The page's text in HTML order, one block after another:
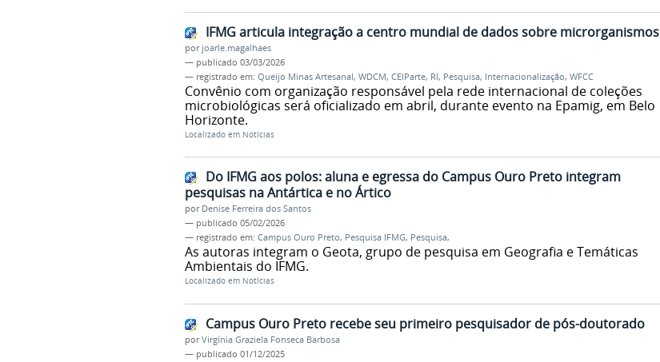
IFMG articula integração a centro mundial de dados sobre microrganismos
por joarle.magalhaes
— publicado 03/03/2026
— registrado em: Queijo Minas Artesanal, WDCM, CEIParte, RI, Pesquisa, Internacionalização, WFCC
Convênio com organização responsável pela rede internacional de coleções
microbiológicas será oficializado em abril, durante evento na Epamig, em Belo
Horizonte.
Localizado em Notícias
Do IFMG aos polos: aluna e egressa do Campus Ouro Preto integram
pesquisas na Antártica e no Ártico
por Denise Ferreira dos Santos
— publicado 05/02/2026
— registrado em: Campus Ouro Preto, Pesquisa IFMG, Pesquisa,
As autoras integram o Geota, grupo de pesquisa em Geografia e Temáticas
Ambientais do IFMG.
Localizado em Notícias
Campus Ouro Preto recebe seu primeiro pesquisador de pós-doutorado
porVirgínia Graziela Fonseca Barbosa
— publicado 01/12/2025